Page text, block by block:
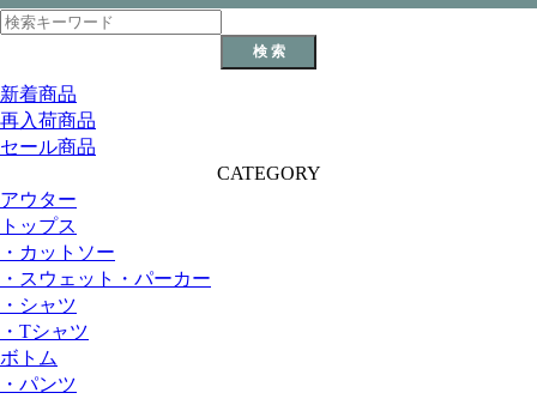
新着商品
再入荷商品
セール商品
CATEGORY
アウター
トップス
・カットソー
・スウェット・パーカー
・シャツ
・Tシャツ
ボトム
・パンツ